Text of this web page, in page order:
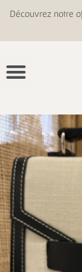
Découvrez notre